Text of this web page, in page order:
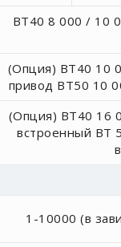
BT40 8 000 / 10
(Опция) BT40 10
привод BT50 10
(Опция) BT40 16
встроенный
1-10000 (в